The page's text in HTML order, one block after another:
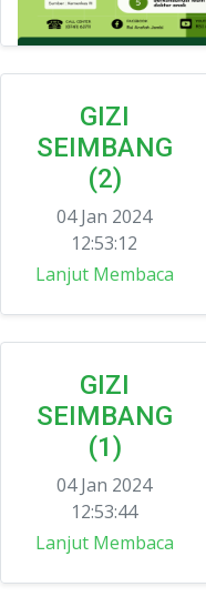
GIZI
SEIMBANG
(2)
04 Jan 2024
12:53:12
Lanjut Membaca
GIZI
SEIMBANG
(1)
04 Jan 2024
12:53:44
Lanjut Membaca